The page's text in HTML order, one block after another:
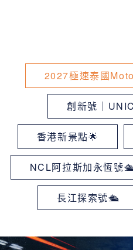
2027極速泰國
創新號｜
香港新景點🌟
NCL阿拉斯加永恆號
長江探索號🛳